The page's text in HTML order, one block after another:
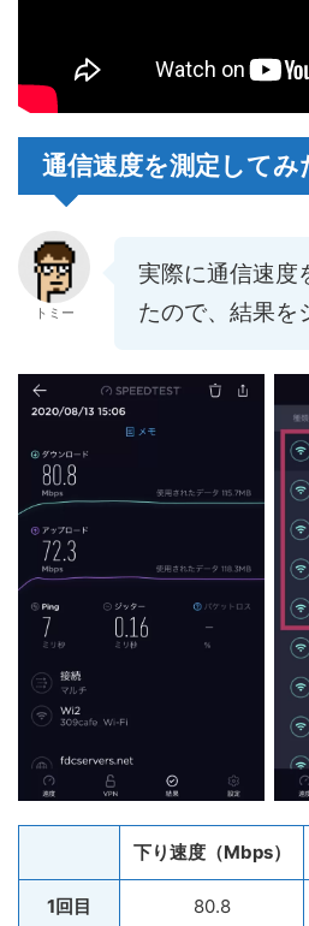
通信速度を測定してみ
トミー
実際に通信速度
たので、結果を
下り速度（Mbps）
1回目 80.8